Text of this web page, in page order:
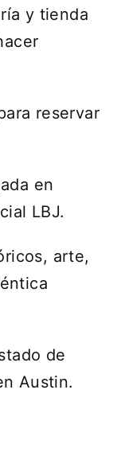
y tienda
reservar
en
LBJ.
arte,
de
Austin.